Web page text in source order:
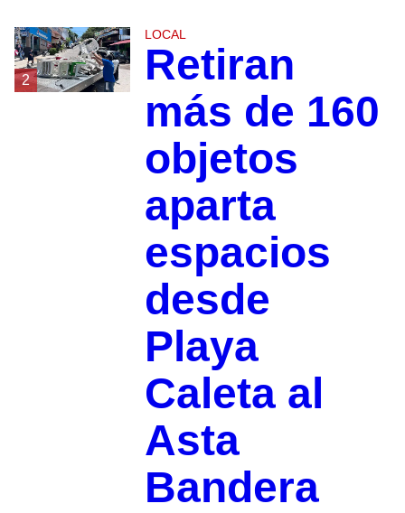
2
LOCAL
Retiran
más de 160
objetos
aparta
espacios
desde
Playa
Caleta al
Asta
Bandera